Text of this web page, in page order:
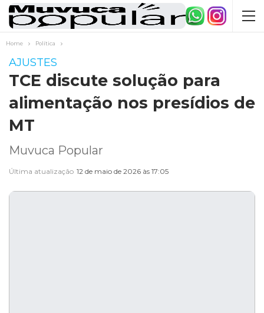
Home Política
AJUSTES
TCE discute solução para
alimentação nos presídios de
MT
Muvuca Popular
Última atualização 12 de maio de 2026 às 17:05